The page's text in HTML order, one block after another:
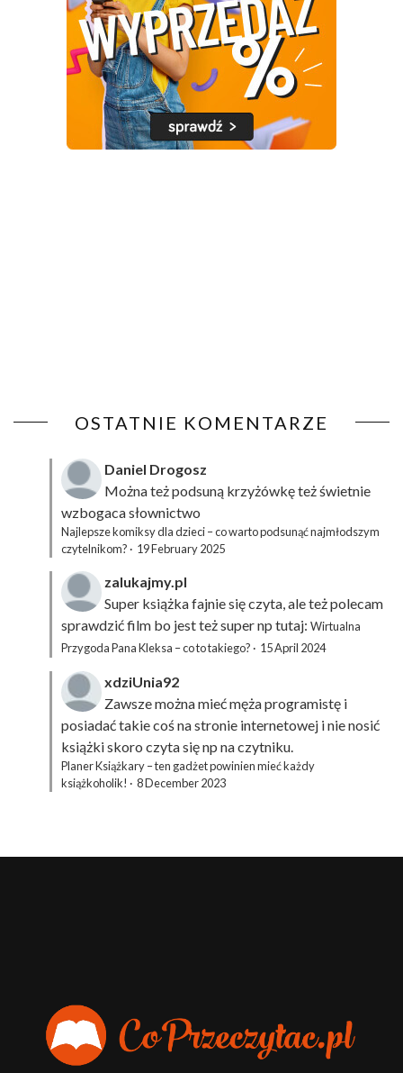
OSTATNIE KOMENTARZE
Daniel Drogosz
Można też podsuną krzyżówkęteż świetnie
wzbogaca słownictwo
Najlepsze komiksy dla dzieci – co warto podsunąć najmłodszym
czytelnikom? · 19 February 2025
zalukajmy.pl
Super książka fajnie się czyta, ale też polecam
sprawdzić film bo jest też super np tutaj: Wirtualna
Przygoda Pana Kleksa – co to takiego? · 15 April 2024
xdziUnia92
Zawsze można mieć męża programistę i
posiadać takie coś na stronie internetowej i nie nosić
książki skoro czyta się np na czytniku.
Planer Książkary – ten gadżet powinien mieć każdy
książkoholik! · 8 December 2023